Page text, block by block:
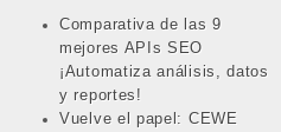
Comparativa de las 9
mejores APIs SEO
¡Automatiza análisis, datos
y reportes!
Vuelve el papel: CEWE